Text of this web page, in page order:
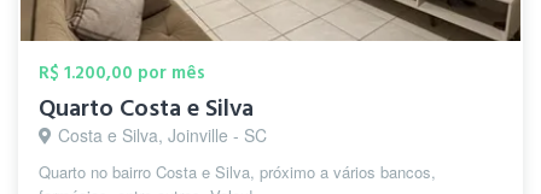
R$ 1.200,00 por mês
Quarto Costa e Silva
Costa e Silva, Joinville - SC
Quarto no bairro Costa e Silva, próximo a vários bancos,